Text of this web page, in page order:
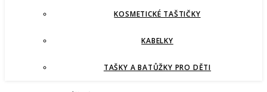
KOSMETICKÉ TAŠTIČKY
KABELKY
TAŠKY A BATŮŽKY PRO DĚTI